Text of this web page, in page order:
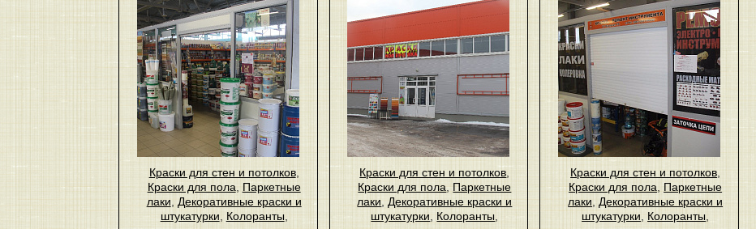
Краски для стен и потолков,
Краски для пола
Паркетные
лаки Декоративные краски и
штукатурки
Колоранты,
Краски для стен и потолков
Краски для пола , Паркетные
лаки ,Декоративные краски и
штукатурки
Колоранты
Краски для стен и потолков
Краски для пола
Паркетные
лаки ,Декоративные краски и
штукатурки
Колоранты